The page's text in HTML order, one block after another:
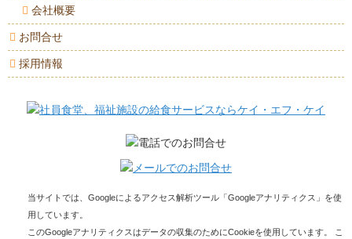
会社概要
お問合せ
採用情報
当サイトでは、Googleによるアクセス解析ツール「Googleアナリティクス」を使
用しています。
このGoogleアナリティクスはデータの収集のためにCookieを使用しています。 こ